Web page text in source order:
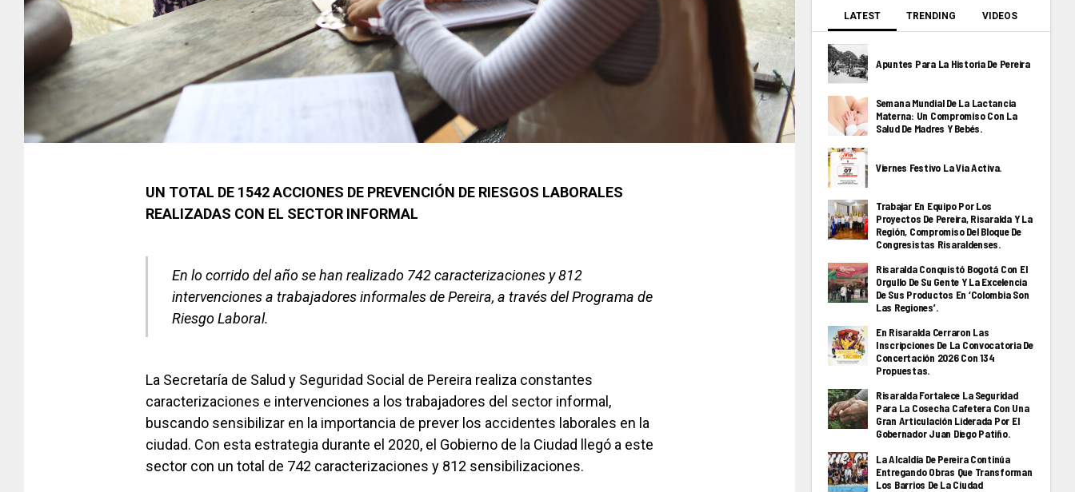
UN TOTAL DE 1542 ACCIONES DE PREVENCIÓN DE RIESGOS LABORALES
REALIZADAS CON EL SECTOR INFORMAL
En lo corrido del año se han realizado 742 caracterizaciones y 812
intervenciones a trabajadores informales de Pereira, a través del Programa de
Riesgo Laboral.
La Secretaría de Salud y Seguridad Social de Pereira realiza constantes
caracterizaciones e intervenciones a los trabajadores del sector informal,
buscando sensibilizar en la importancia de prever los accidentes laborales en la
ciudad. Con esta estrategia durante el 2020, el Gobierno de la Ciudad llegó a este
sector con un total de 742 caracterizaciones y 812 sensibilizaciones.
LATEST TRENDING VIDEOS
Apuntes Para La Historia De Pereira
Semana Mundial De La Lactancia
Materna: Un Compromiso Con La
Salud De Madres Y Bebés.
Viernes Festivo La Via Activa.
Trabajar En Equipo Por Los
Proyectos De Pereira, Risaralda Y La
Región, Compromiso Del Bloque De
Congresistas Risaraldenses.
Risaralda Conquistó Bogotá Con El
Orgullo De Su Gente Y La Excelencia
De Sus Productos En ‘Colombia Son
Las Regiones’.
En Risaralda Cerraron Las
Inscripciones De La Convocatoria De
Concertación 2026 Con 134
Propuestas.
Risaralda Fortalece La Seguridad
Para La Cosecha Cafetera Con Una
Gran Articulación Liderada Por El
Gobernador Juan Diego Patiño.
La Alcaldía De Pereira Continúa
Entregando Obras Que Transforman
Los Barrios De La Ciudad